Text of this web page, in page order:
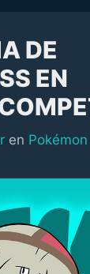
DE
EN
en Categorías
Pokémon